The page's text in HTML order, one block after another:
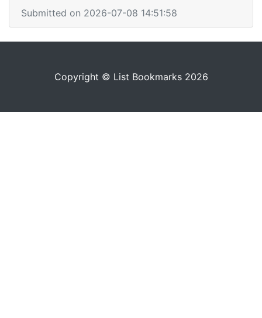
Submitted on 2026-07-08 14:51:58
Copyright © List Bookmarks 2026